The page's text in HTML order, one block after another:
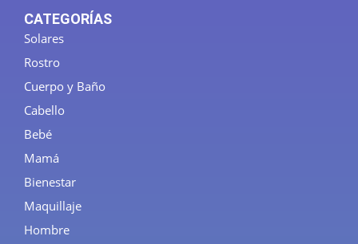
CATEGORÍAS
Solares
Rostro
Cuerpo y Baño
Cabello
Bebé
Mamá
Bienestar
Maquillaje
Hombre